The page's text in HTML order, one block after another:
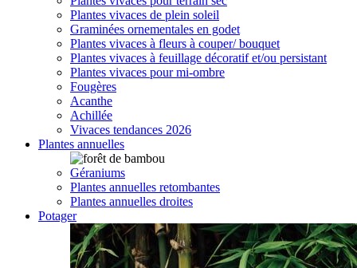
Plantes vivaces de plein soleil
Graminées ornementales en godet
Plantes vivaces à fleurs à couper/ bouquet
Plantes vivaces à feuillage décoratif et/ou persistant
Plantes vivaces pour mi-ombre
Fougères
Acanthe
Achillée
Vivaces tendances 2026
Plantes annuelles
Géraniums
Plantes annuelles retombantes
Plantes annuelles droites
Potager